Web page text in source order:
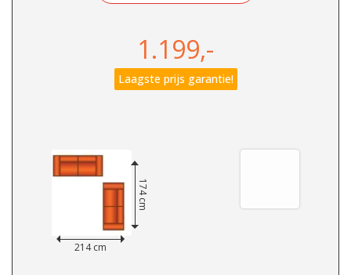
1.199,-
Laagste prijs garantie!
214 cm
174 cm